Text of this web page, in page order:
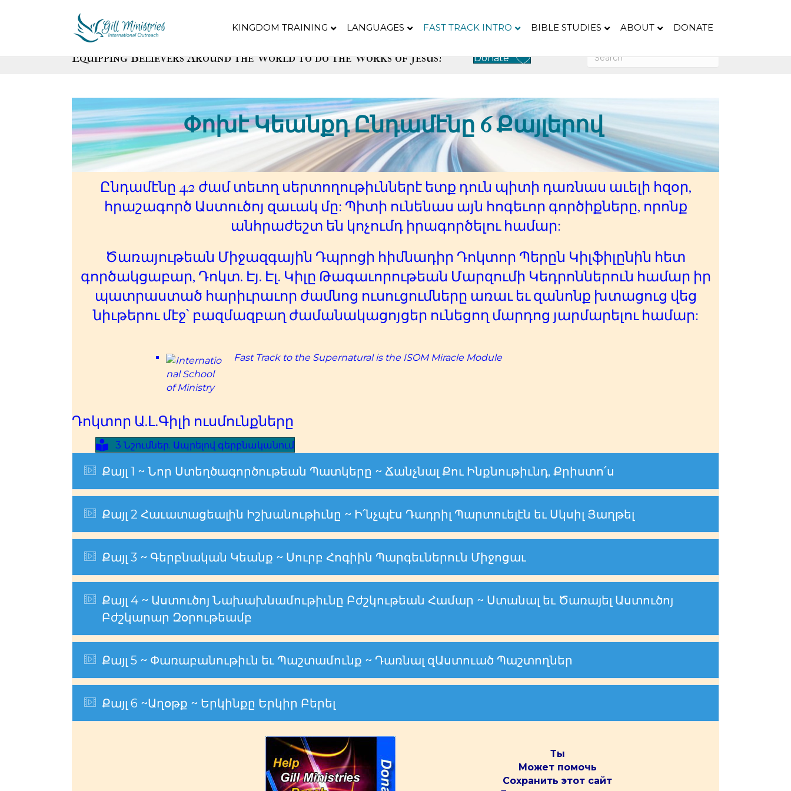
KINGDOM TRAINING LANGUAGES FAST TRACK INTRO BIBLE STUDIES ABOUT DONATE
Equipping Believers Around the World to do the Works of Jesus! Donate
Փոխէ Կեանքդ Ընդամէնը 6 Քայլերով
Ընդամէնը 42 ժամ տեւող սերտողութիւններէ ետք դուն պիտի դառնաս աւելի հզօր,
հրաշագործ Աստուծոյ զաւակ մը: Պիտի ունենաս այն հոգեւոր գործիքները, որոնք
անհրաժեշտ են կոչումդ իրագործելու համար:
Ծառայութեան Միջազգային Դպրոցի հիմնադիր Դոկտոր Պերըն Կիլֆիլընին հետ
գործակցաբար, Դոկտ. Էյ. Էլ. Կիլը Թագաւորութեան Մարզումի Կեդրոններուն համար իր
պատրաստած հարիւրաւոր ժամնոց ուսուցումները առաւ եւ զանոնք խտացուց վեց
նիւթերու մէջ՝ բազմազբաղ ժամանակացոյցեր ունեցող մարդոց յարմարելու համար:
Fast Track to the Supernatural is the ISOM Miracle Module
Դոկտոր Ա.Լ.Գիլի ուսմունքները
3 Նշումներ. Ապրելով գերբնականում
Expand
Քայլ 1 ~ Նոր Ստեղծագործութեան Պատկերը ~ Ճանչնալ Քու Ինքնութիւնդ, Քրիստո՛ս
Expand
Քայլ 2 Հաւատացեալին Իշխանութիւնը ~ Ի՛նչպէս Դադրիլ Պարտուելէն եւ Սկսիլ Յաղթել
Expand
Քայլ 3 ~ Գերբնական Կեանք ~ Սուրբ Հոգիին Պարգեւներուն Միջոցաւ
Expand
Քայլ 4 ~ Աստուծոյ Նախախնամութիւնը Բժշկութեան Համար ~ Ստանալ եւ Ծառայել Աստուծոյ
Բժշկարար Զօրութեամբ
Expand
Քայլ 5 ~ Փառաբանութիւն եւ Պաշտամունք ~ Դառնալ զԱստուած Պաշտողներ
Expand
Քայլ 6 ~Աղօթք ~ Երկինքը Երկիր Բերել
Ты
Может помочь
Сохранить этот сайт